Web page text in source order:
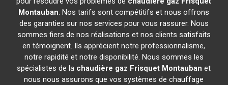
Montauban. Nos tarifs sont compétitifs et nous offrons
des garanties sur nos services pour vous rassurer. Nous
sommes fiers de nos réalisations et nos clients satisfaits
en témoignent. Ils apprécient notre professionnalisme,
notre rapidité et notre disponibilité. Nous sommes les
spécialistes de la chaudière gaz Frisquet Montauban et
nous nous assurons que vos systèmes de chauffage